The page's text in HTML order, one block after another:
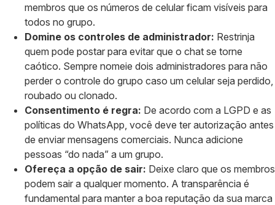
membros que os números de celular ficam visíveis para
todos no grupo.
Domine os controles de administrador: Restrinja
quem pode postar para evitar que o chat se torne
caótico. Sempre nomeie dois administradores para não
perder o controle do grupo caso um celular seja perdido,
roubado ou clonado.
Consentimento é regra: De acordo com a LGPD e as
políticas do WhatsApp, você deve ter autorização antes
de enviar mensagens comerciais. Nunca adicione
pessoas “do nada” a um grupo.
Ofereça a opção de sair: Deixe claro que os membros
podem sair a qualquer momento. A transparência é
fundamental para manter a boa reputação da sua marca